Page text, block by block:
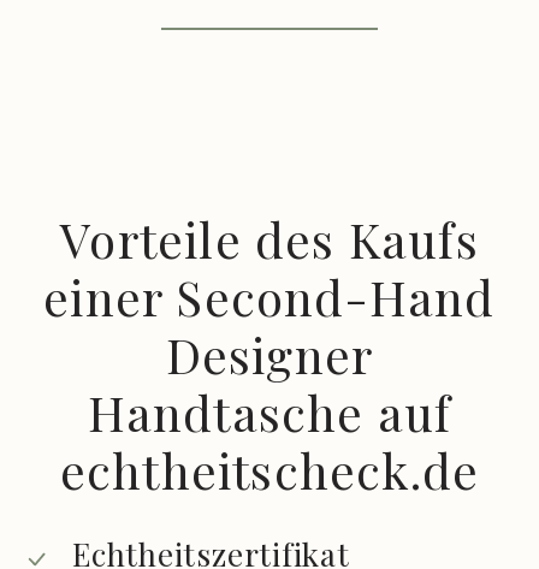
Vorteile des Kaufs
einer Second-Hand
Designer
Handtasche auf
echtheitscheck.de
Echtheitszertifikat